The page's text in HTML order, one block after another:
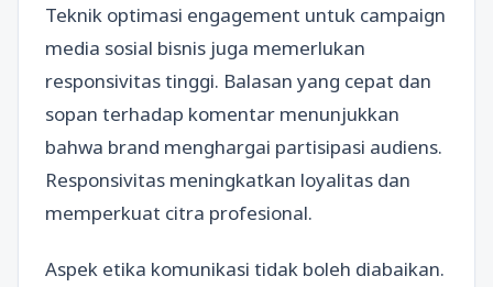
Teknik optimasi engagement untuk campaign
media sosial bisnis juga memerlukan
responsivitas tinggi. Balasan yang cepat dan
sopan terhadap komentar menunjukkan
bahwa brand menghargai partisipasi audiens.
Responsivitas meningkatkan loyalitas dan
memperkuat citra profesional.
Aspek etika komunikasi tidak boleh diabaikan.